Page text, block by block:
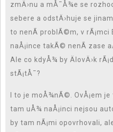
zmÄ›nu a mÅ¯Å¾e se
sebere a odstÄ›huje se
to nenÃ­ problÃ©m, v rÃ¡mci
naÅ¡ince takÃ© nenÃ­ zase
Ale co kdyÅ¾ by ÄlovÄ›k
stÃ¡tÅ¯?
I to je moÅ¾nÃ©. OvÅ¡em
tam uÅ¾ naÅ¡inci nejsou
by tam nÃ¡mi opovrhovali,